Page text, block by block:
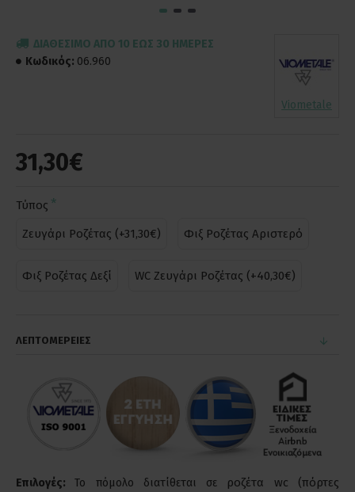
31,30€
ΔΙΑΘΈΣΙΜΟ ΑΠΌ 10 ΈΩΣ 30 ΗΜΈΡΕΣ
Κωδικός: 06.960
Viometale
Τύπος
Ζευγάρι Ροζέτας (+31,30€)
Φιξ Ροζέτας Αριστερό
Φιξ Ροζέτας Δεξί WC Ζευγάρι Ροζέτας (+40,30€)
ΛΕΠΤΟΜΕΡΕΙΕΣ
Επιλογές:Το πόμολο διατίθεται σε ροζέτα wc (πόρτες